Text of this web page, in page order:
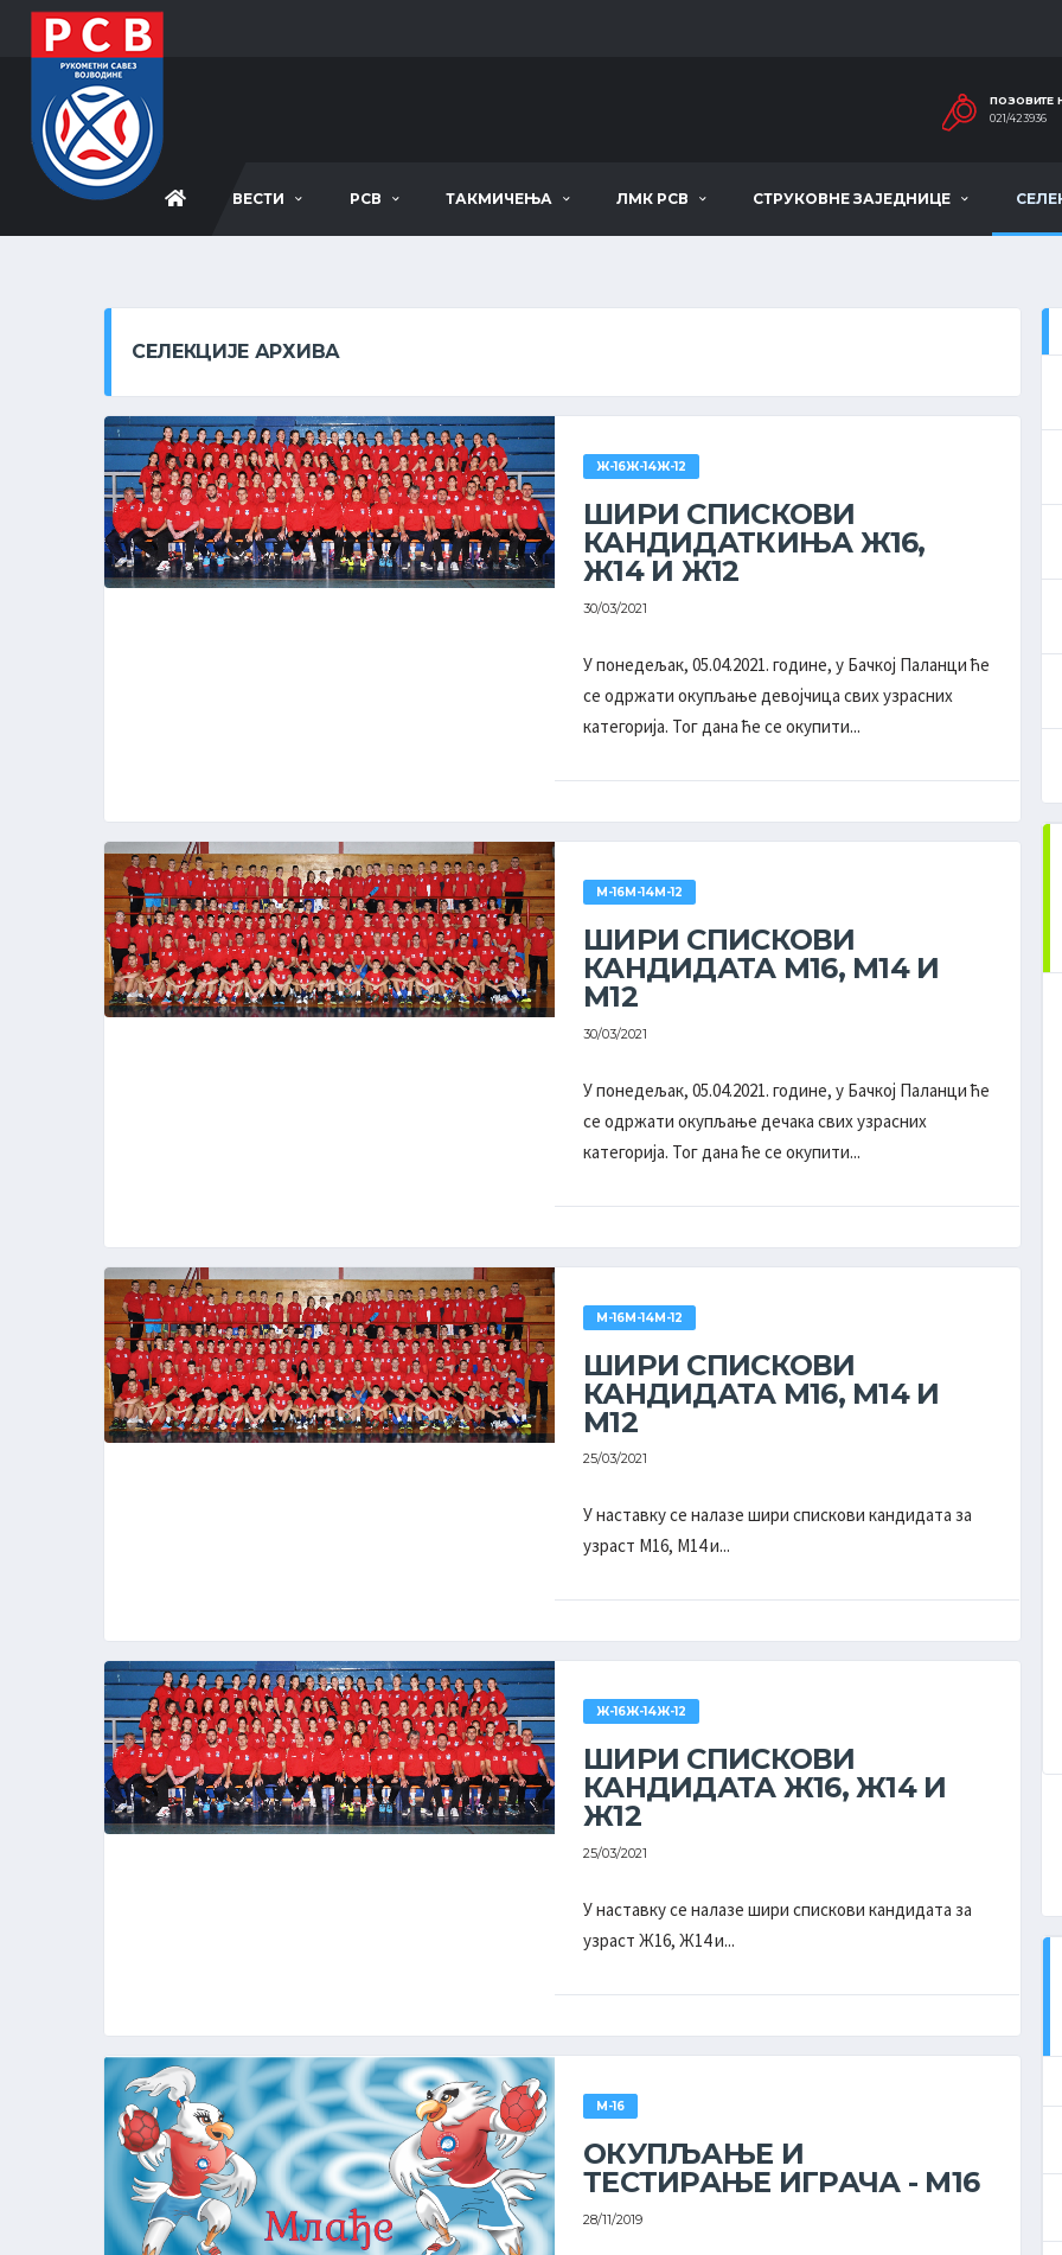
ПОЗОВИТЕ
021/423936
ВЕСТИ РСВ ТАКМИЧЕЊА ЛМК РСВ СТРУКОВНЕ ЗАЈЕДНИЦЕ
СЕЛЕКЦИЈЕ АРХИВА
Ж-16Ж-14Ж-12
ШИРИ СПИСКОВИ
КАНДИДАТКИЊА Ж16,
Ж14 И Ж12
30/03/2021
У понедељак, 05.04.2021. године, у Бачкој Паланци ће
се одржати окупљање девојчица свих узрасних
категорија. Тог дана ће се окупити...
М-16М-14М-12
ШИРИ СПИСКОВИ
КАНДИДАТА М16, М14 И
М12
30/03/2021
У понедељак, 05.04.2021. године, у Бачкој Паланци ће
се одржати окупљање дечака свих узрасних
категорија. Тог дана ће се окупити...
М-16М-14М-12
ШИРИ СПИСКОВИ
КАНДИДАТА М16, М14 И
М12
25/03/2021
У наставку се налазе шири спискови кандидата за
узраст М16, М14 и...
Ж-16Ж-14Ж-12
ШИРИ СПИСКОВИ
КАНДИДАТА Ж16, Ж14 И
Ж12
25/03/2021
У наставку се налазе шири спискови кандидата за
узраст Ж16, Ж14 и...
М-16
ОКУПЉАЊЕ И
ТЕСТИРАЊЕ ИГРАЧА - М16
28/11/2019
ДРУГА РУКОМЕТНА ЛИГА ''ВОЈВОДИНА'' - ПЛЕЈ-
АУТ МУШКАРЦИ
20. КОЛО
26- 35
''ВОЈВОДИНА''
ПЛЕЈ-АУТ МУШКАРЦИ
ЕКИПА
Хајдук
Чуруг